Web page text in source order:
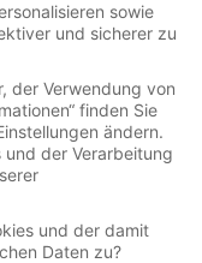
Stand:20.01.2022
im Auftrag und
sowie
und sicherer zu
der Verwendung von
finden Sie
ändern.
und der Verarbeitung
und der damit
Daten zu?